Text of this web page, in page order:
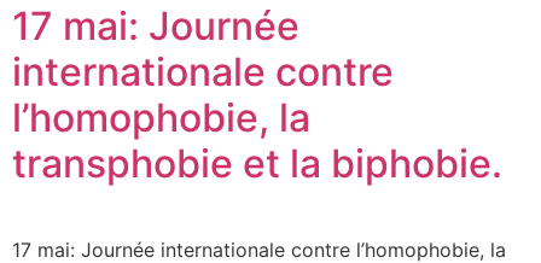
17 mai: Journée
internationale contre
l’homophobie, la
transphobie et la biphobie.
17 mai: Journée internationale contre l’homophobie, la